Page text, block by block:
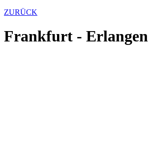
ZURÜCK
Frankfurt - Erlangen